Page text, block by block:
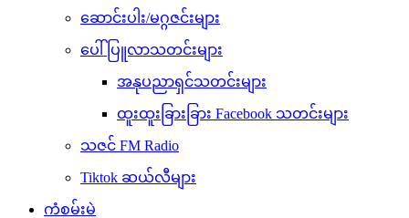
ဆောင်းပါး/မဂ္ဂဇင်းများ
ပေါ်ပြူလာသတင်းများ
အနုပညာရှင်သတင်းများ
ထူးထူးခြားခြား Facebook သတင်းများ
သဇင် FM Radio
Tiktok ဆယ်လီများ
ကံစမ်းမဲ